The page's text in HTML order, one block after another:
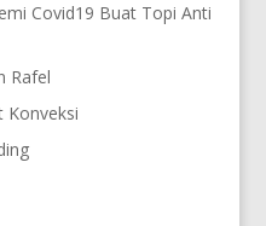
Covid19 Buat Topi Anti
Rafel
Konveksi